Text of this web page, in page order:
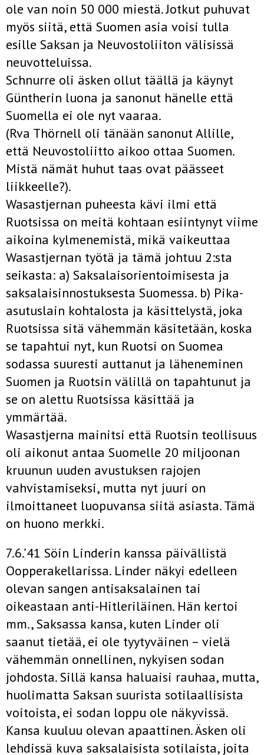
ole­ van noin 50 000 miestä. Jotkut puhuvat
myös siitä, että Suomen asia voisi tulla
esille Saksan ja Neuvostoliiton välisissä
neuvotteluissa.
Schnurre oli äsken ollut täällä ja käynyt
Güntherin luona ja sanonut hänelle että
Suomella ei ole nyt vaaraa.
(Rva Thörnell oli tänään sanonut Allille,
että Neuvostoliitto aikoo ottaa Suomen.
Mistä nämät huhut taas ovat päässeet
liikkeelle?).
Wasastjernan puheesta kävi ilmi että
Ruotsissa on meitä kohtaan esiintynyt viime
aikoina kylmenemistä, mikä vaikeuttaa
Wasastjernan työtä ja tämä johtuu 2:sta
seikasta: a) Saksalais­orientoimisesta ja
saksalaisinnostuksesta Suomessa. b) Pika­
asutuslain kohtalosta ja käsittelystä, joka
Ruotsissa sitä vähemmän käsitetään, koska
se tapahtui nyt, kun Ruotsi on Suomea
sodassa suuresti auttanut ja läheneminen
Suomen ja Ruotsin välillä on tapahtunut ja
se on alettu Ruotsissa käsittää ja
ymmärtää.
Wasastjerna mainitsi että Ruotsin teollisuus
oli aikonut antaa Suomelle 20 miljoonan
kruunun uuden avustuksen rajojen
vahvistamiseksi, mutta nyt juuri on
ilmoittaneet luopuvansa siitä asiasta. Tämä
on huono merkki.
7.6.’41 Söin Linderin kanssa päivällistä
Oopperakellarissa. Linder näkyi edelleen
olevan sangen antisaksalainen tai
oikeastaan anti-Hitleriläinen. Hän kertoi
mm., Saksassa kansa, kuten Linder oli
saanut tietää, ei ole tyytyväinen – vielä
vähemmän onnellinen, nykyisen sodan
johdosta. Sillä kansa haluaisi rauhaa, mutta,
huolimatta Saksan suurista sotilaallisista
voitoista, ei sodan loppu ole näkyvissä.
Kansa kuuluu olevan apaattinen. Äsken oli
lehdissä kuva saksalaisista sotilaista, joita